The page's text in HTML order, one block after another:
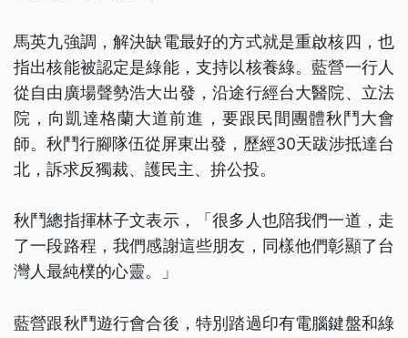
馬英九強調，解決缺電最好的方式就是重啟核四，也
指出核能被認定是綠能，支持以核養綠。藍營一行人
從自由廣場聲勢浩大出發，沿途行經台大醫院、立法
院，向凱達格蘭大道前進，要跟民間團體秋鬥大會
師。秋鬥行腳隊伍從屏東出發，歷經30天跋涉抵達台
北，訴求反獨裁、護民主、拚公投。
秋鬥總指揮林子文表示，「很多人也陪我們一道，走
了一段路程，我們感謝這些朋友，同樣他們彰顯了台
灣人最純樸的心靈。」
藍營跟秋鬥遊行會合後，特別踏過印有電腦鍵盤和綠